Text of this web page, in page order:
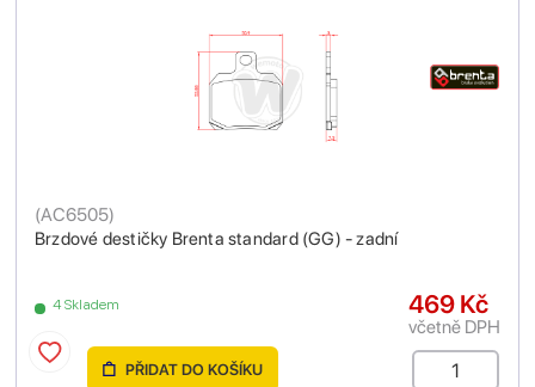
Brzdové destičky Brenta standard (GG) - zadní
(AC6505)
4 Skladem 469 Kč
včetně DPH
PŘIDAT DO KOŠÍKU